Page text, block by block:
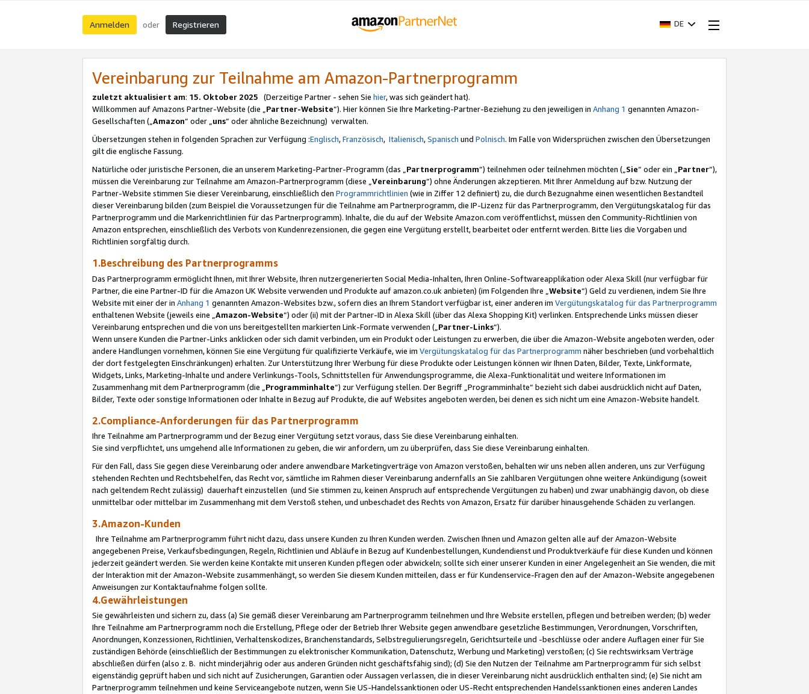
Anmelden oder Registrieren DE
Vereinbarung zur Teilnahme am Amazon-Partnerprogramm
zuletzt aktualisiert am: 15. Oktober 2025 (Derzeitige Partner - sehen Sie hier, was sich geändert hat).
Willkommen auf Amazons Partner-Website (die „Partner-Website“). Hier können Sie Ihre Marketing-Partner-Beziehung zu den jeweiligen in Anhang 1 genannten Amazon-
Gesellschaften („Amazon“ oder „uns“ oder ähnliche Bezeichnung) verwalten.
Übersetzungen stehen in folgenden Sprachen zur Verfügung :Englisch,Französisch, Italienisch,Spanisch und Polnisch. Im Falle von Widersprüchen zwischen den Übersetzungen
gilt die englische Fassung.
Natürliche oder juristische Personen, die an unserem Marketing-Partner-Programm (das „Partnerprogramm“) teilnehmen oder teilnehmen möchten („Sie“ oder ein „Partner“),
müssen die Vereinbarung zur Teilnahme am Amazon-Partnerprogramm (diese „Vereinbarung“) ohne Änderungen akzeptieren. Mit Ihrer Anmeldung auf bzw. Nutzung der
Partner-Website stimmen Sie dieser Vereinbarung, einschließlich den Programmrichtlinien (wie in Ziffer 12 definiert) zu, die durch Bezugnahme einen wesentlichen Bestandteil
dieser Vereinbarung bilden (zum Beispiel die Voraussetzungen für die Teilnahme am Partnerprogramm, die IP-Lizenz für das Partnerprogramm, den Vergütungskatalog für das
Partnerprogramm und die Markenrichtlinien für das Partnerprogramm). Inhalte, die du auf der Website Amazon.com veröffentlichst, müssen den Community-Richtlinien von
Amazon entsprechen, einschließlich des Verbots von Kundenrezensionen, die gegen eine Vergütung erstellt, bearbeitet oder entfernt werden. Bitte lies die Vorgaben und
Richtlinien sorgfältig durch.
1.Beschreibung des Partnerprogramms
Das Partnerprogramm ermöglicht Ihnen, mit Ihrer Website, Ihren nutzergenerierten Social Media-Inhalten, Ihren Online-Softwareapplikation oder Alexa Skill (nur verfügbar für
Partner, die eine Partner-ID für die Amazon UK Website verwenden und Produkte auf amazon.co.uk anbieten) (im Folgenden Ihre „ Website“) Geld zu verdienen, indem Sie Ihre
Website mit einer der in Anhang 1 genannten Amazon-Websites bzw., sofern dies an Ihrem Standort verfügbar ist, einer anderen im Vergütungskatalog für das Partnerprogramm
enthaltenen Website (jeweils eine „ Amazon-Website“) oder (ii) mit der Partner-ID in Alexa Skill (über das Alexa Shopping Kit) verlinken. Entsprechende Links müssen dieser
Vereinbarung entsprechen und die von uns bereitgestellten markierten Link-Formate verwenden („ Partner-Links“).
Wenn unsere Kunden die Partner-Links anklicken oder sich damit verbinden, um ein Produkt oder Leistungen zu erwerben, die über die Amazon-Website angeboten werden, oder
andere Handlungen vornehmen, können Sie eine Vergütung für qualifizierte Verkäufe, wie im Vergütungskatalog für das Partnerprogramm näher beschrieben (und vorbehaltlich
der dort festgelegten Einschränkungen) erhalten. Zur Unterstützung Ihrer Werbung für diese Produkte oder Leistungen können wir Ihnen Daten, Bilder, Texte, Linkformate,
Widgets, Links, Marketing-Inhalte und andere Verlinkungs-Tools, Schnittstellen für Anwendungsprogramme, die Alexa-Funktionalität und weitere Informationen im
Zusammenhang mit dem Partnerprogramm (die „ Programminhalte“) zur Verfügung stellen. Der Begriff „Programminhalte“ bezieht sich dabei ausdrücklich nicht auf Daten,
Bilder, Texte oder sonstige Informationen oder Inhalte in Bezug auf Produkte, die auf Websites angeboten werden, bei denen es sich nicht um eine Amazon-Website handelt.
2.Compliance-Anforderungen für das Partnerprogramm
Ihre Teilnahme am Partnerprogramm und der Bezug einer Vergütung setzt voraus, dass Sie diese Vereinbarung einhalten.
Sie sind verpflichtet, uns umgehend alle Informationen zu geben, die wir anfordern, um zu überprüfen, dass Sie diese Vereinbarung einhalten.
Für den Fall, dass Sie gegen diese Vereinbarung oder andere anwendbare Marketingverträge von Amazon verstoßen, behalten wir uns neben allen anderen, uns zur Verfügung
stehenden Rechten und Rechtsbehelfen, das Recht vor, sämtliche im Rahmen dieser Vereinbarung andernfalls an Sie zahlbaren Vergütungen ohne weitere Ankündigung (soweit
nach geltendem Recht zulässig) dauerhaft einzustellen (und Sie stimmen zu, keinen Anspruch auf entsprechende Vergütungen zu haben) und zwar unabhängig davon, ob diese
unmittelbar oder mittelbar im Zusammenhang mit dem Verstoß stehen, und unbeschadet des Rechts von Amazon, Ersatz für darüber hinausgehende Schäden zu verlangen.
3.Amazon-Kunden
Ihre Teilnahme am Partnerprogramm führt nicht dazu, dass unsere Kunden zu Ihren Kunden werden. Zwischen Ihnen und Amazon gelten alle auf der Amazon-Website
angegebenen Preise, Verkaufsbedingungen, Regeln, Richtlinien und Abläufe in Bezug auf Kundenbestellungen, Kundendienst und Produktverkäufe für diese Kunden und können
jederzeit geändert werden. Sie werden keine Kontakte mit unseren Kunden pflegen oder abwickeln; sollte sich einer unserer Kunden in einer Angelegenheit an Sie wenden, die mit
der Interaktion mit der Amazon-Website zusammenhängt, so werden Sie diesem Kunden mitteilen, dass er für Kundenservice-Fragen den auf der Amazon-Website angegebenen
Anweisungen zur Kontaktaufnahme folgen sollte.
4.Gewährleistungen
Sie gewährleisten und sichern zu, dass (a) Sie gemäß dieser Vereinbarung am Partnerprogramm teilnehmen und Ihre Website erstellen, pflegen und betreiben werden; (b) weder
Ihre Teilnahme am Partnerprogramm noch die Erstellung, Pflege oder der Betrieb Ihrer Website gegen anwendbare gesetzliche Bestimmungen, Verordnungen, Vorschriften,
Anordnungen, Konzessionen, Richtlinien, Verhaltenskodizes, Branchenstandards, Selbstregulierungsregeln, Gerichtsurteile und -beschlüsse oder andere Auflagen einer für Sie
zuständigen Behörde (einschließlich der Bestimmungen zu elektronischer Kommunikation, Datenschutz, Werbung und Marketing) verstoßen; (c) Sie rechtswirksam Verträge
abschließen dürfen (also z. B. nicht minderjährig oder aus anderen Gründen nicht geschäftsfähig sind); (d) Sie den Nutzen der Teilnahme am Partnerprogramm für sich selbst
eigenständig geprüft haben und sich nicht auf Zusicherungen, Garantien oder Aussagen verlassen, die in dieser Vereinbarung nicht ausdrücklich enthalten sind; (e) Sie nicht am
Partnerprogramm teilnehmen und keine Serviceangebote nutzen, wenn Sie US-Handelssanktionen oder US-Recht entsprechenden Handelssanktionen eines anderen Landes